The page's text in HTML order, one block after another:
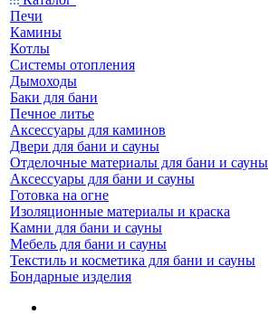
Печи
Камины
Котлы
Системы отопления
Дымоходы
Баки для бани
Печное литье
Аксессуары для каминов
Двери для бани и сауны
Отделочные материалы для бани и сауны
Аксессуары для бани и сауны
Готовка на огне
Изоляционные материалы и краска
Камни для бани и сауны
Мебель для бани и сауны
Текстиль и косметика для бани и сауны
Бондарные изделия